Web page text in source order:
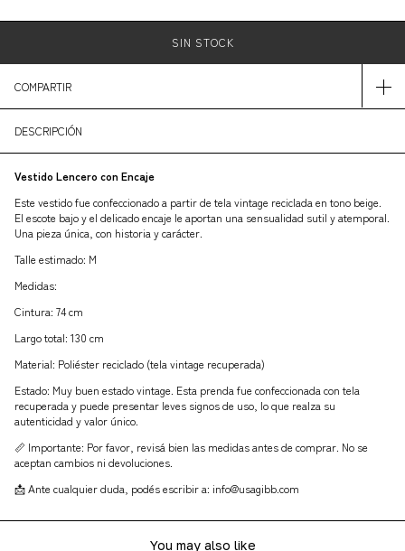
COMPARTIR
DESCRIPCIÓN
Vestido Lencero con Encaje
Este vestido fue confeccionado a partir de tela vintage reciclada en tono beige.
El escote bajo y el delicado encaje le aportan una sensualidad sutil y atemporal.
Una pieza única, con historia y carácter.
Talle estimado: M
Medidas:
Cintura: 74 cm
Largo total: 130 cm
Material: Poliéster reciclado (tela vintage recuperada)
Estado: Muy buen estado vintage. Esta prenda fue confeccionada con tela
recuperada y puede presentar leves signos de uso, lo que realza su
autenticidad y valor único.
📏 Importante: Por favor, revisá bien las medidas antes de comprar. No se
aceptan cambios ni devoluciones.
📩 Ante cualquier duda, podés escribir a: info@usagibb.com
You may also like